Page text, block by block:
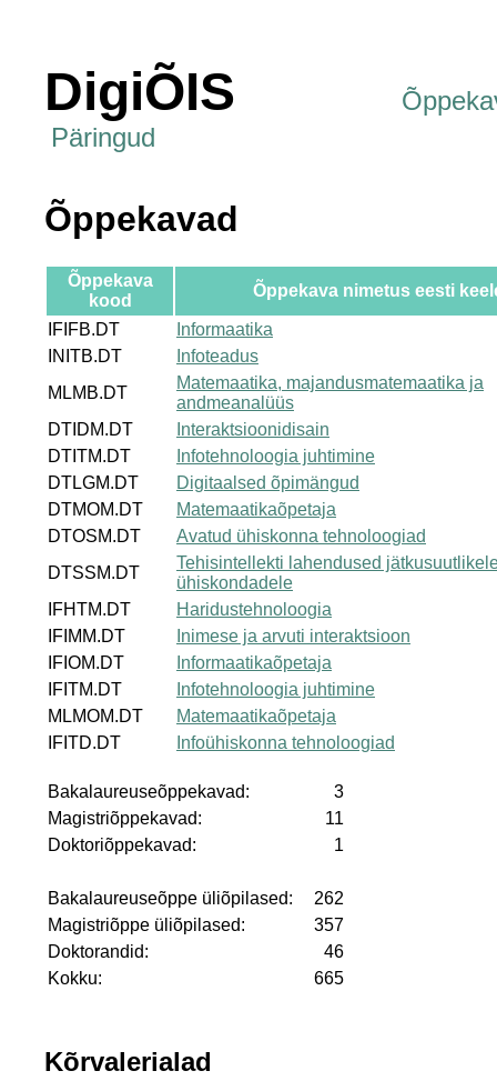
DigiÕIS
Päringud
Õppekavad
Õppekava
kood
Õppekava nimetus eesti
IFIFB.DT
Informaatika
INITB.DT
Infoteadus
MLMB.DT
Matemaatika, majandusmatemaatika ja
andmeanalüüs
DTIDM.DT
Interaktsioonidisain
DTITM.DT
Infotehnoloogia juhtimine
DTLGM.DT
Digitaalsed õpimängud
DTMOM.DT
Matemaatikaõpetaja
DTOSM.DT
Avatud ühiskonna tehnoloogiad
DTSSM.DT
Tehisintellekti lahendused
ühiskondadele
IFHTM.DT
Haridustehnoloogia
IFIMM.DT
Inimese ja arvuti interaktsioon
IFIOM.DT
Informaatikaõpetaja
IFITM.DT
Infotehnoloogia juhtimine
MLMOM.DT
Matemaatikaõpetaja
IFITD.DT
Infoühiskonna tehnoloogiad
Bakalaureuseõppekavad:
3
Magistriõppekavad:
11
Doktoriõppekavad:
1
Bakalaureuseõppe üliõpilased:
262
Magistriõppe üliõpilased:
357
Doktorandid:
46
Kokku:
665
Kõrvalerialad